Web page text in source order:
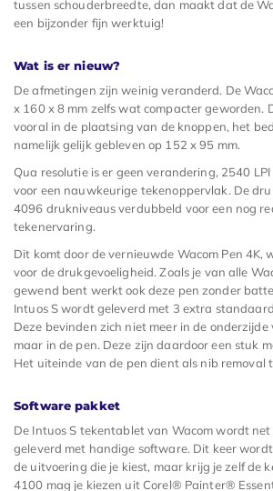
tussen schouderbreedte, dan maakt dat de
een bijzonder fijn werktuig!
Wat is er nieuw?
De afmetingen zijn weinig veranderd. De
x 160 x 8 mm zelfs wat compacter geworden.
vooral in de plaatsing van de knoppen, het
namelijk gelijk gebleven op 152 x 95 mm.
Qua resolutie is er geen verandering, 2540
voor een nauwkeurige tekenoppervlak. De
4096 drukniveaus verdubbeld voor een nog
tekenervaring.
Dit komt door de vernieuwde Wacom Pen
voor de drukgevoeligheid. Zoals je van alle
gewend bent werkt ook deze pen zonder
Intuos S wordt geleverd met 3 extra
Deze bevinden zich niet meer in de
maar in de pen. Deze zijn daardoor een stuk
Het uiteinde van de pen dient als nib removal
Software pakket
De Intuos S tekentablet van Wacom wordt
geleverd met handige software. Dit keer
de uitvoering die je kiest, maar krijg je zelf de
4100 mag je kiezen uit Corel® Painter®